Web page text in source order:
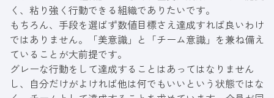
く、粘り強く行動できる組織でありたいです。
もちろん、手段を選ばず数値目標さえ達成すれば良いわけ
ではありません。「美意識」と「チーム意識」を兼ね備え
ていることが大前提です。
グレーな行動をして達成することはあってはなりません
し、自分だけがよければ他は何でもいいという状態ではな